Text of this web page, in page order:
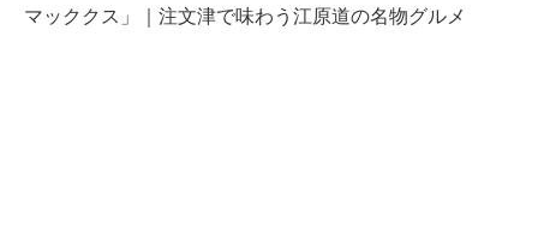
マッククス」｜注文津で味わう江原道の名物グルメ